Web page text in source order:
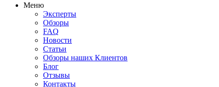
Меню
Эксперты
Обзоры
FAQ
Новости
Статьи
Обзоры наших Клиентов
Блог
Отзывы
Контакты